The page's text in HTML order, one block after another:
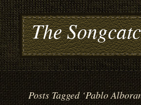
The
Posts Tagged ‘Pablo